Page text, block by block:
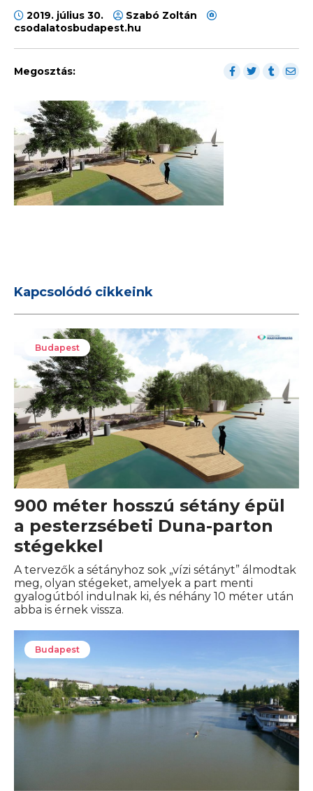
2019. július 30.
Szabó Zoltán
csodalatosbudapest.hu
Megosztás:
Kapcsolódó cikkeink
Budapest
900 méter hosszú sétány épül
a pesterzsébeti Duna-parton
stégekkel
A tervezők a sétányhoz sok „vízi sétányt” álmodtak
meg, olyan stégeket, amelyek a part menti
gyalogútból indulnak ki, és néhány 10 méter után
abba is érnek vissza.
Budapest